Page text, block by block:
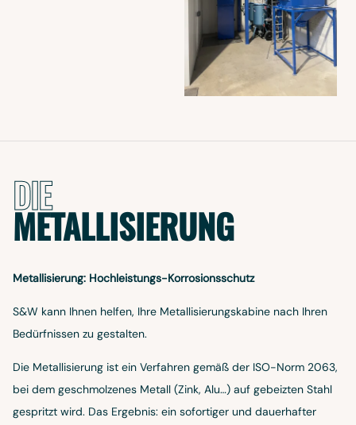
DIE
METALLISIERUNG
Metallisierung: Hochleistungs-Korrosionsschutz
S&W kann Ihnen helfen, Ihre Metallisierungskabine nach Ihren
Bedürfnissen zu gestalten.
Die Metallisierung ist ein Verfahren gemäß der ISO-Norm 2063,
bei dem geschmolzenes Metall (Zink, Alu…) auf gebeizten Stahl
gespritzt wird. Das Ergebnis: ein sofortiger und dauerhafter